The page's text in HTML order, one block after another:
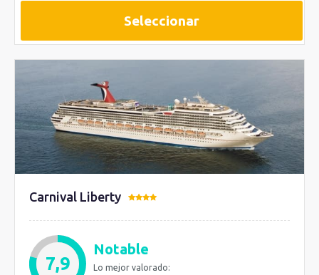
Seleccionar
Carnival Liberty
7,9
Notable
Lo mejor valorado: